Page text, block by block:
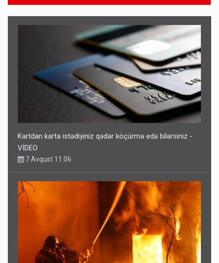
Kartdan karta istədiyiniz qədər köçürmə edə bilərsiniz -
VİDEO
7 Avqust 11:06